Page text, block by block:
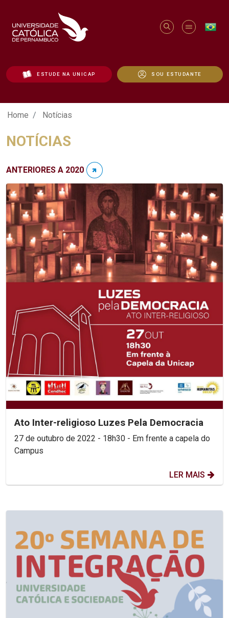
ESTUDE NA UNICAP SOU ESTUDANTE
Notícias - Unicap
Home Notícias
NOTÍCIAS
ANTERIORES A 2020
Ato Inter-religioso Luzes Pela Democracia
27 de outubro de 2022 - 18h30 - Em frente a capela do
Campus
LER MAIS